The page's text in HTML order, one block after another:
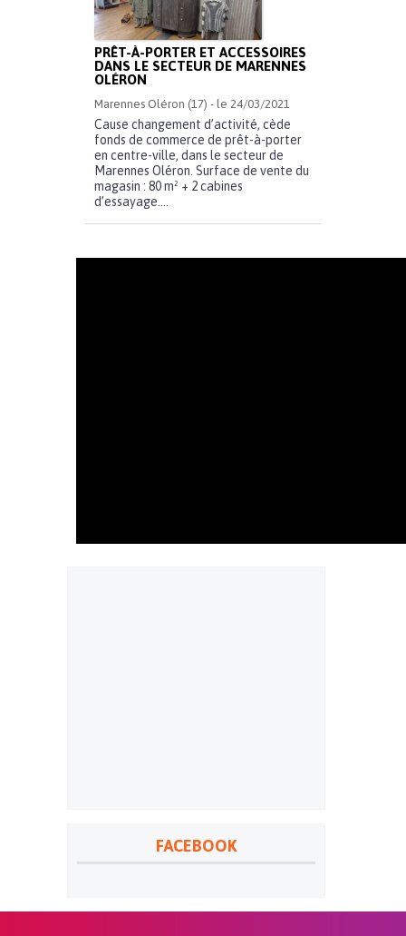
PRÊT-À-PORTER ET ACCESSOIRES
DANS LE SECTEUR DE MARENNES
OLÉRON
Marennes Oléron (17) - le 24/03/2021
Cause changement d’activité, cède
fonds de commerce de prêt-à-porter
en centre-ville, dans le secteur de
Marennes Oléron. Surface de vente du
magasin : 80 m² + 2 cabines
d’essayage....
FACEBOOK